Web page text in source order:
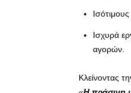
Ισχυρά
αγορών.
Κλείνοντας